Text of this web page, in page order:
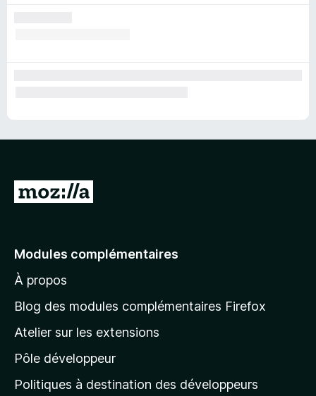
A
e
à
l
p
a
g
Modules complémentaires
À propos
Blog des modules complémentaires Firefox
Atelier sur les extensions
Pôle développeur
Politiques à destination des développeurs